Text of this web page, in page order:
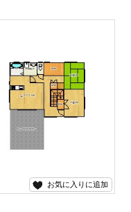
お気に入りに追加